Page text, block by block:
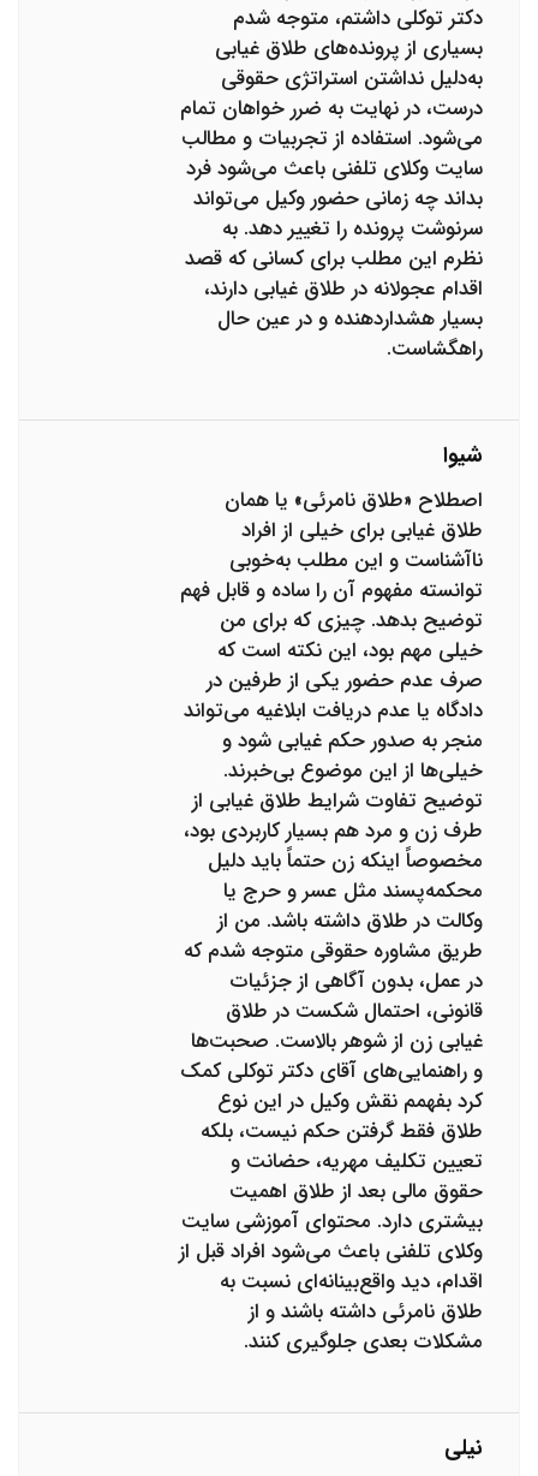
دکتر توکلی داشتم، متوجه شدم
بسیاری از پرونده‌های طلاق غیابی
به‌دلیل نداشتن استراتژی حقوقی
درست، در نهایت به ضرر خواهان تمام
می‌شود. استفاده از تجربیات و مطالب
سایت وکلای تلفنی باعث می‌شود فرد
بداند چه زمانی حضور وکیل می‌تواند
سرنوشت پرونده را تغییر دهد. به
نظرم این مطلب برای کسانی که قصد
اقدام عجولانه در طلاق غیابی دارند،
بسیار هشداردهنده و در عین حال
راهگشاست.
شیوا
اصطلاح «طلاق نامرئی» یا همان
طلاق غیابی برای خیلی از افراد
ناآشناست و این مطلب به‌خوبی
توانسته مفهوم آن را ساده و قابل فهم
توضیح بدهد. چیزی که برای من
خیلی مهم بود، این نکته است که
صرف عدم حضور یکی از طرفین در
دادگاه یا عدم دریافت ابلاغیه می‌تواند
منجر به صدور حکم غیابی شود و
خیلی‌ها از این موضوع بی‌خبرند.
توضیح تفاوت شرایط طلاق غیابی از
طرف زن و مرد هم بسیار کاربردی بود،
مخصوصاً اینکه زن حتماً باید دلیل
محکمه‌پسند مثل عسر و حرج یا
وکالت در طلاق داشته باشد. من از
طریق مشاوره حقوقی متوجه شدم که
در عمل، بدون آگاهی از جزئیات
قانونی، احتمال شکست در طلاق
غیابی زن از شوهر بالاست. صحبت‌ها
و راهنمایی‌های آقای دکتر توکلی کمک
کرد بفهمم نقش وکیل در این نوع
طلاق فقط گرفتن حکم نیست، بلکه
تعیین تکلیف مهریه، حضانت و
حقوق مالی بعد از طلاق اهمیت
بیشتری دارد. محتوای آموزشی سایت
وکلای تلفنی باعث می‌شود افراد قبل از
اقدام، دید واقع‌بینانه‌ای نسبت به
طلاق نامرئی داشته باشند و از
مشکلات بعدی جلوگیری کنند.
نیلی